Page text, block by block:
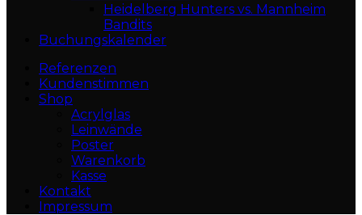
Heidelberg Hunters vs. Mannheim
Bandits
Buchungskalender
Referenzen
Kundenstimmen
Shop
Acrylglas
Leinwände
Poster
Warenkorb
Kasse
Kontakt
Impressum